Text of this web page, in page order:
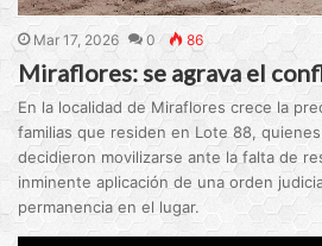
Mar 17, 2026 0 86
Miraflores: se agrava el
En la localidad de Miraflores crece la
familias que residen en Lote 88,
decidieron movilizarse ante la falta de
inminente aplicación de una orden
permanencia en el lugar.